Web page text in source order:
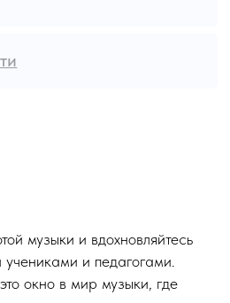
музыки и вдохновляйтесь
и педагогами.
окно в мир музыки, где